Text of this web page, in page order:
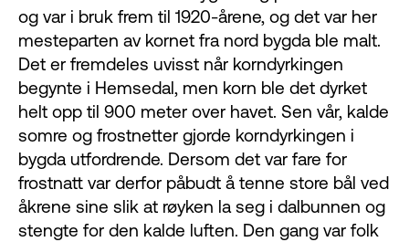
og var i bruk frem til 1920-årene, og det var her
mesteparten av kornet fra nord bygda ble malt.
Det er fremdeles uvisst når korndyrkingen
begynte i Hemsedal, men korn ble det dyrket
helt opp til 900 meter over havet. Sen vår, kalde
somre og frostnetter gjorde korndyrkingen i
bygda utfordrende. Dersom det var fare for
frostnatt var derfor påbudt å tenne store bål ved
åkrene sine slik at røyken la seg i dalbunnen og
stengte for den kalde luften. Den gang var folk